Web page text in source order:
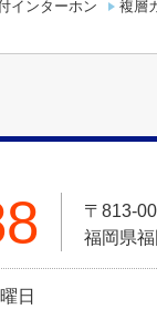
インターホン 複層
〒813-
福岡県
日